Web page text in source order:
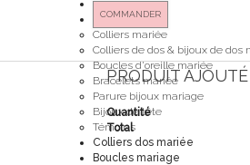
Bijoux mariée
Colliers mariée
Colliers de dos & bijoux de dos
Boucles d'oreille mariée
Bracelets mariée
Parure bijoux mariage
Bijoux de tête
Témoins
Colliers dos mariée
Boucles mariage
COMMANDER
PRODUIT
Quantité
Total